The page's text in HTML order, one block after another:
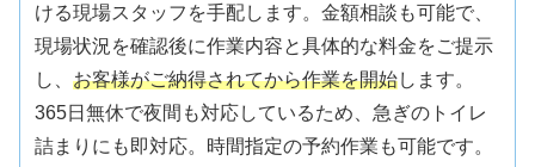
ける現場スタッフを手配します。金額相談も可能で、
現場状況を確認後に作業内容と具体的な料金をご提示
し、お客様がご納得されてから作業を開始します。
365日無休で夜間も対応しているため、急ぎのトイレ
詰まりにも即対応。時間指定の予約作業も可能です。